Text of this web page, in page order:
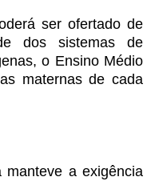
ser ofertado de
dos sistemas de
o Ensino Médio
maternas de cada
a exigência